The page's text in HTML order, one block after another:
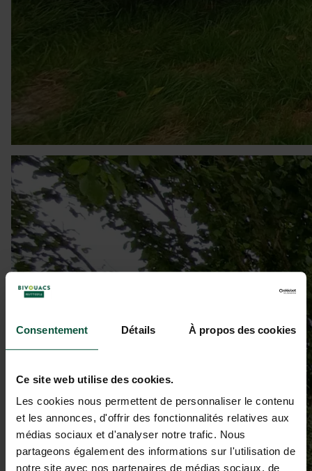
Consentement Détails À propos des cookies
Ce site web utilise des cookies.
Les cookies nous permettent de personnaliser le contenu
et les annonces, d'offrir des fonctionnalités relatives aux
médias sociaux et d'analyser notre trafic. Nous
partageons également des informations sur l'utilisation de
notre site avec nos partenaires de médias sociaux, de